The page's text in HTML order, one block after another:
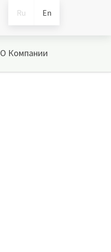
Ru En
О Компании